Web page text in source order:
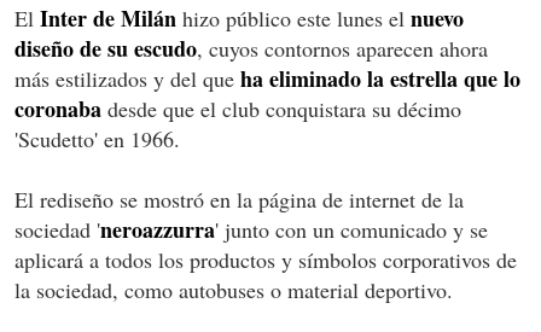
El Inter de Milán hizo público este lunes el nuevo
diseño de su escudo, cuyos contornos aparecen ahora
más estilizados y del que ha eliminado la estrella que lo
coronaba desde que el club conquistara su décimo
'Scudetto' en 1966.
El rediseño se mostró en la página de internet de la
sociedad 'neroazzurra' junto con un comunicado y se
aplicará a todos los productos y símbolos corporativos de
la sociedad, como autobuses o material deportivo.